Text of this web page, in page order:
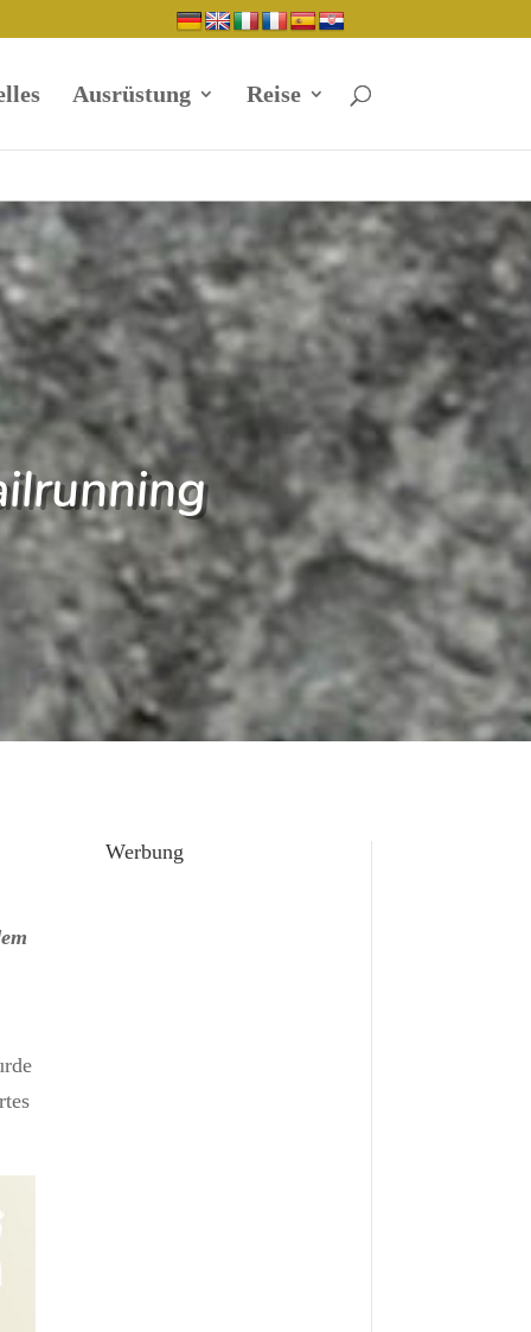
Ausrüstung Reise
Werbung